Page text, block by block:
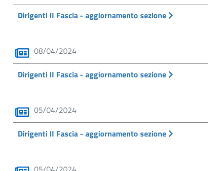
Dirigenti II Fascia - aggiornamento sezione
08/04/2024
Dirigenti II Fascia - aggiornamento sezione
05/04/2024
Dirigenti II Fascia - aggiornamento sezione